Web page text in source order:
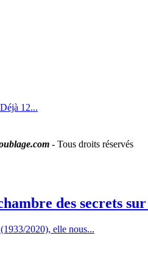
12...
des secrets
2020), elle nous...
- Tous droits réservés